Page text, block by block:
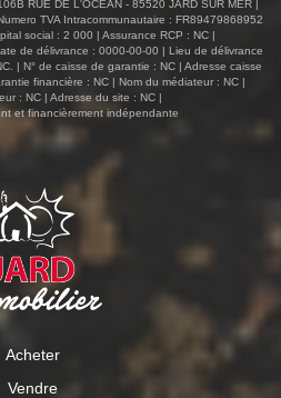
RUE DE L'OCEAN - 85520 JARD SUR MER |
TVA Intracommunautaire : FR89479868952
social : 2 000 | Assurance RCP : NC |
de délivrance : 0000-00-00 | Lieu de délivrance
| N° de caisse de garantie : NC | Adresse caisse
financière : NC | Nom du médiateur : NC |
: NC | Adresse du site : NC |
et financièrement indépendante
Acheter
Vendre